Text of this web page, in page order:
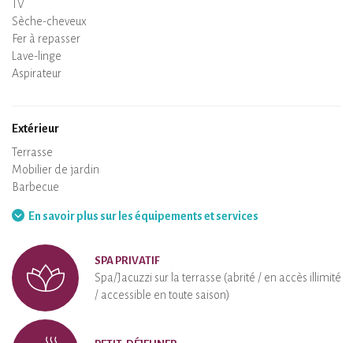
TV
Sèche-cheveux
Fer à repasser
Lave-linge
Aspirateur
Extérieur
Terrasse
Mobilier de jardin
Barbecue
En savoir plus sur les équipements et services
SPA PRIVATIF
Spa/Jacuzzi sur la terrasse (abrité / en accès illimité
/ accessible en toute saison)